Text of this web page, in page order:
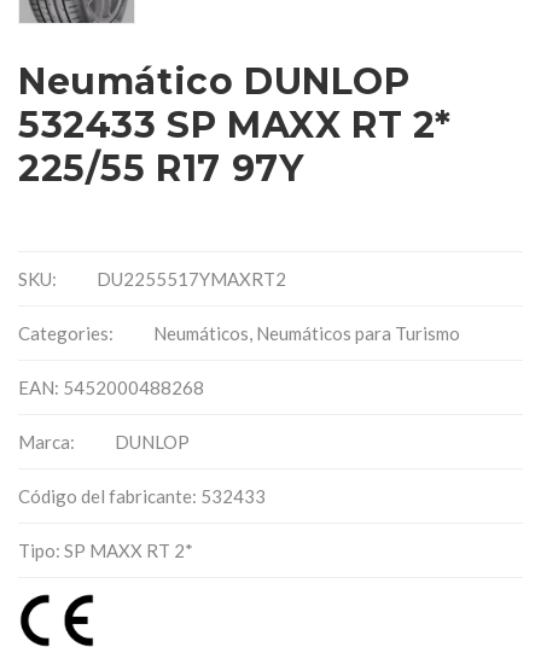
Neumático DUNLOP
532433 SP MAXX RT 2*
225/55 R17 97Y
SKU: DU2255517YMAXRT2
Categories: Neumáticos, Neumáticos para Turismo
EAN: 5452000488268
Marca: DUNLOP
Código del fabricante: 532433
Tipo: SP MAXX RT 2*